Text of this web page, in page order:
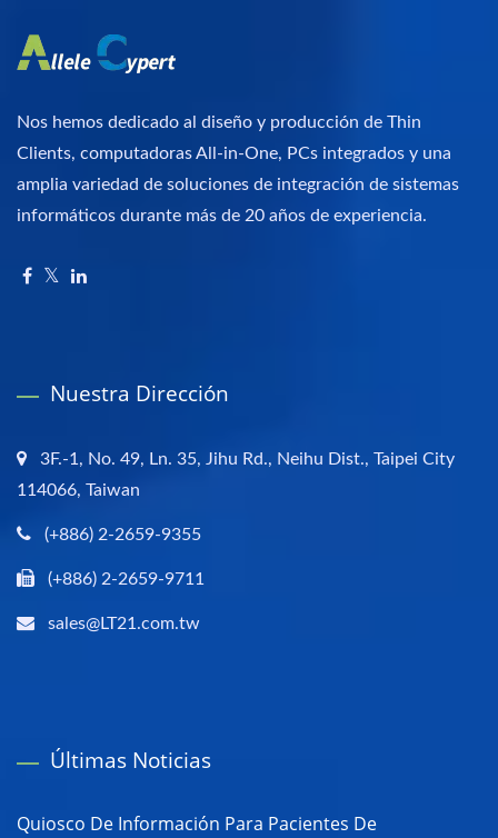
Nos hemos dedicado al diseño y producción de Thin
Clients, computadoras All-in-One, PCs integrados y una
amplia variedad de soluciones de integración de sistemas
informáticos durante más de 20 años de experiencia.
Nuestra Dirección
3F.-1, No. 49, Ln. 35, Jihu Rd., Neihu Dist., Taipei City
114066, Taiwan
(+886) 2-2659-9355
(+886) 2-2659-9711
sales@LT21.com.tw
Últimas Noticias
Quiosco De Información Para Pacientes De